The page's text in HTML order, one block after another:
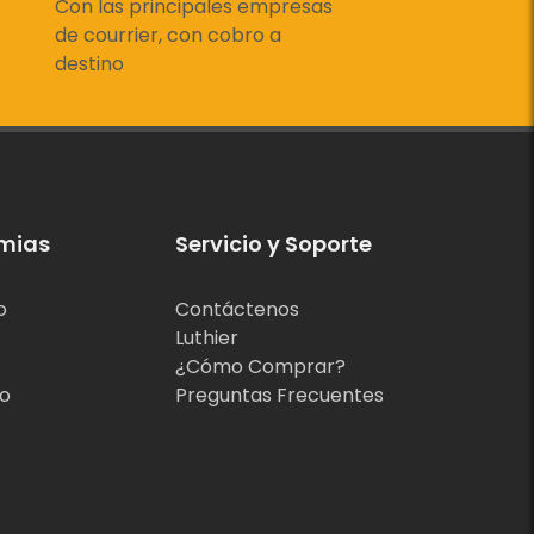
Con las principales empresas
de courrier, con cobro a
destino
Servicio y Soporte
Contáctenos
Luthier
¿Cómo Comprar?
Preguntas Frecuentes